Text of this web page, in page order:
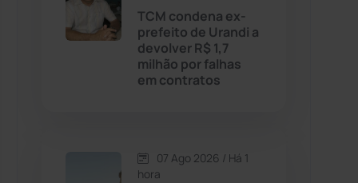
Chapada Diamantina (430)
TCM condena ex-
prefeito de Urandi a
devolver R$ 1,7
milhão por falhas
em contratos
07 Ago 2026 / Há 1
hora